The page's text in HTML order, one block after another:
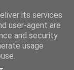
its services
user-agent are
and security
usage